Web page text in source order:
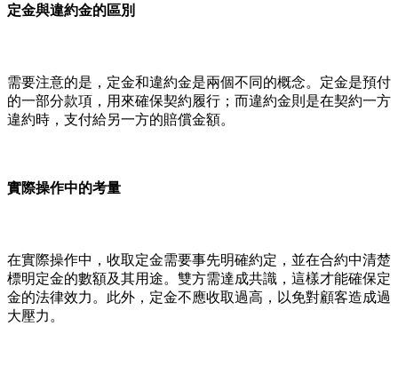
定金與違約金的區別
需要注意的是，定金和違約金是兩個不同的概念。定金是預付
的一部分款項，用來確保契約履行；而違約金則是在契約一方
違約時，支付給另一方的賠償金額。
實際操作中的考量
在實際操作中，收取定金需要事先明確約定，並在合約中清楚
標明定金的數額及其用途。雙方需達成共識，這樣才能確保定
金的法律效力。此外，定金不應收取過高，以免對顧客造成過
大壓力。